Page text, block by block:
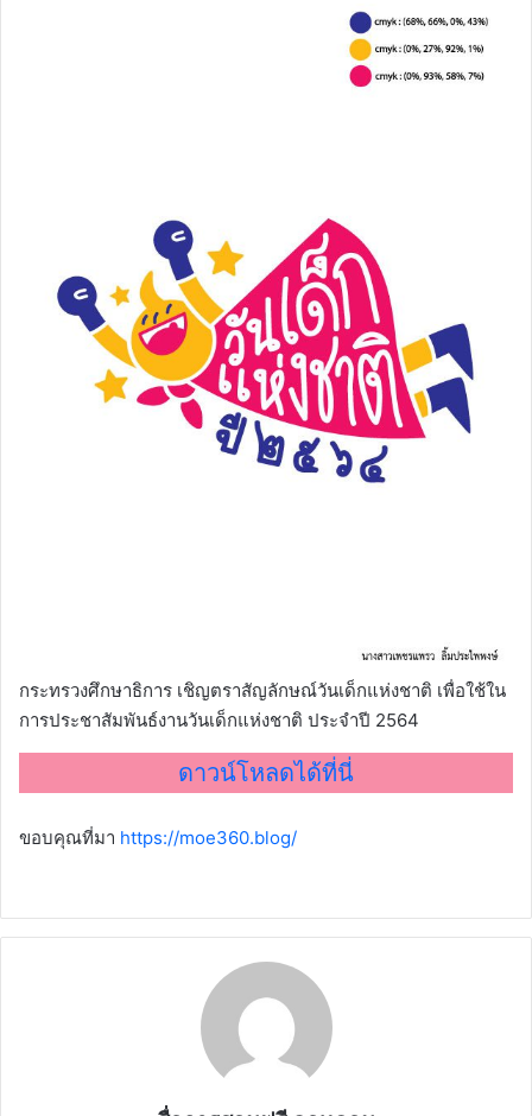
กระทรวงศึกษาธิการ เชิญตราสัญลักษณ์วันเด็กแห่งชาติ เพื่อใช้ใน
การประชาสัมพันธ์งานวันเด็กแห่งชาติ ประจำปี 2564
ดาวน์โหลดได้ที่นี่
ขอบคุณที่มา https://moe360.blog/